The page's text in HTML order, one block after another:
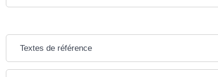
Textes de référence